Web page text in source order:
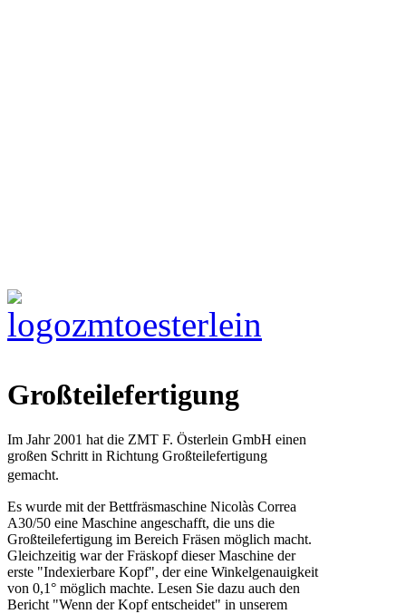
Großteilefertigung
Im Jahr 2001 hat die ZMT F. Österlein GmbH einen
großen Schritt in Richtung Großteilefertigung
gemacht.
Es wurde mit der Bettfräsmaschine Nicolàs Correa
A30/50 eine Maschine angeschafft, die uns die
Großteilefertigung im Bereich Fräsen möglich macht.
Gleichzeitig war der Fräskopf dieser Maschine der
erste "Indexierbare Kopf", der eine Winkelgenauigkeit
von 0,1° möglich machte. Lesen Sie dazu auch den
Bericht "Wenn der Kopf entscheidet" in unserem